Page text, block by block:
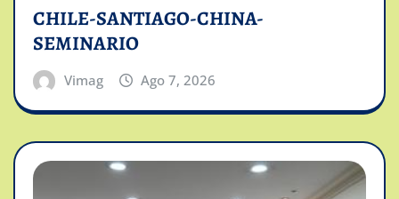
CHILE-SANTIAGO-CHINA-
SEMINARIO
Vimag Ago 7, 2026